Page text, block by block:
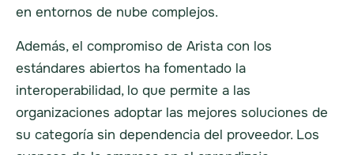
en entornos de nube complejos.
Además, el compromiso de Arista con los
estándares abiertos ha fomentado la
interoperabilidad, lo que permite a las
organizaciones adoptar las mejores soluciones de
su categoría sin dependencia del proveedor. Los